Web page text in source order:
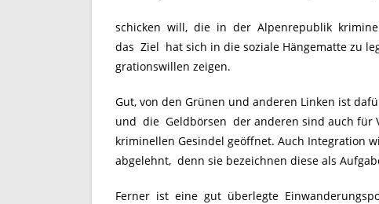
schicken will, die in der Alpenrepublik
das Ziel hat sich in die soziale Hängematte zu
grationswillen zeigen.
Gut, von den Grünen und anderen Linken ist
und die Geldbörsen der anderen sind auch für
kriminellen Gesindel geöffnet. Auch Integration
abgelehnt, denn sie bezeichnen diese als
Ferner ist eine gut überlegte